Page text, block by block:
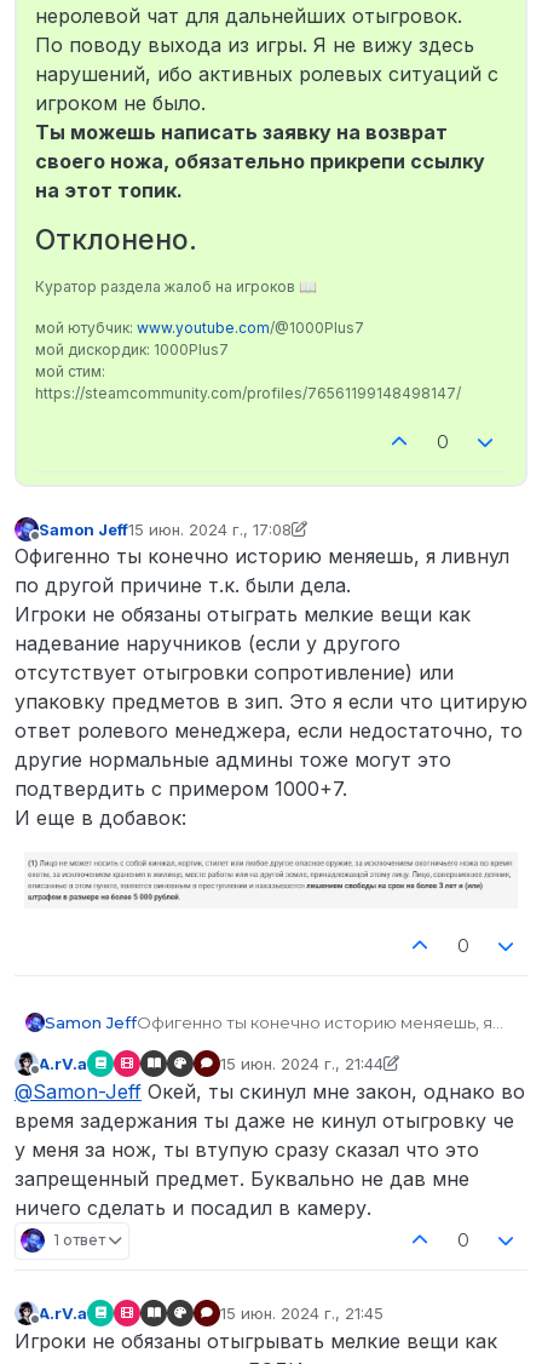
неролевой чат для дальнейших отыгровок.
По поводу выхода из игры. Я не вижу здесь
нарушений, ибо активных ролевых ситуаций с
игроком не было.
Ты можешь написать заявку на возврат
своего ножа, обязательно прикрепи ссылку
на этот топик.
Отклонено.
Куратор раздела жалоб на игроков 📖
мой ютубчик: www.youtube.com/@1000Plus7
мой дискордик: 1000Plus7
мой стим:
https://steamcommunity.com/profiles/76561199148498147/
0
Не в сети
Samon Jeff15 июн. 2024 г., 17:08
отредактировано Samon Jeff
Офигенно ты конечно историю меняешь, я ливнул
по другой причине т.к. были дела.
Игроки не обязаны отыграть мелкие вещи как
надевание наручников (если у другого
отсутствует отыгровки сопротивление) или
упаковку предметов в зип. Это я если что цитирую
ответ ролевого менеджера, если недостаточно, то
другие нормальные админы тоже могут это
подтвердить с примером 1000+7.
И еще в добавок:
0
Samon JeffОфигенно ты конечно историю меняешь, я
Игроки не обязаны отыграть мелкие вещи
как надевание наручников (если у другого
отсутствует отыгровки сопротивление) или
упаковку предметов в зип. Это я если что
цитирую ответ ролевого менеджера, если
недостаточно, то другие нормальные админы
тоже могут это подтвердить с примером
Не в сети
A.rV.a 15 июн. 2024 г., 21:44
отредактировано A.rV.a
@Samon-Jeff Окей, ты скинул мне закон, однако во
время задержания ты даже не кинул отыгровку че
у меня за нож, ты втупую сразу сказал что это
запрещенный предмет. Буквально не дав мне
ничего сделать и посадил в камеру.
1 ответ 0
Не в сети
A.rV.a 15 июн. 2024 г., 21:45
отредактировано
Игроки не обязаны отыгрывать мелкие вещи как